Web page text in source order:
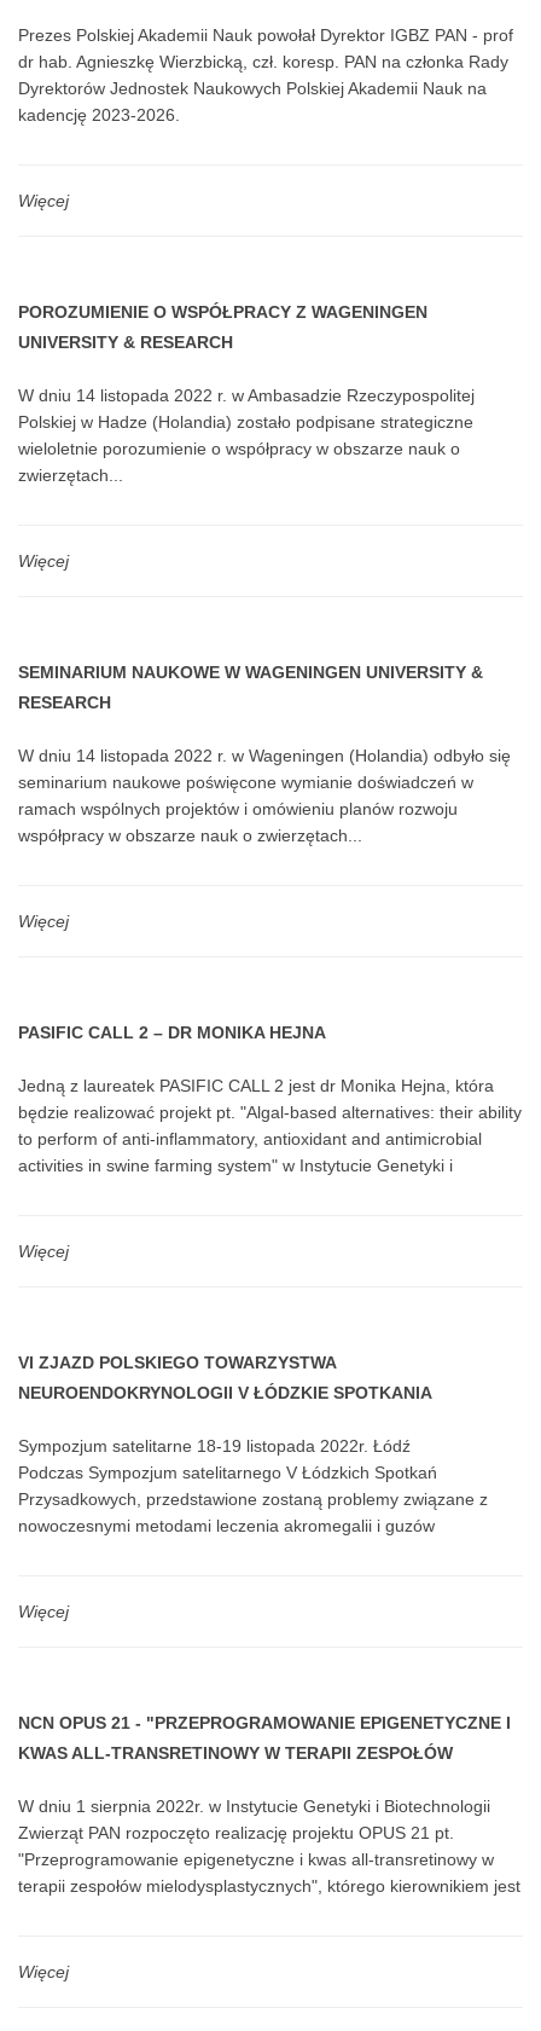
powiat piaseczyński, województwo mazowieckie. Działka stanowi
własność Instytutu Genetyki i Biotechnologii Zwierząt Polskiej
Akademii Nauk (dawniej Instytut Genetyki i Hodowli Zwierząt
Polskiej Akademii Nauk). Dział III i IV wyżej opisanej księgi
Prezes Polskiej Akademii Nauk powołał Dyrektor IGBZ PAN - prof
dr hab. Agnieszkę Wierzbicką, czł. koresp. PAN na członka Rady
Dyrektorów Jednostek Naukowych Polskiej Akademii Nauk na
kadencję 2023-2026.
Więcej
POROZUMIENIE O WSPÓŁPRACY Z WAGENINGEN
UNIVERSITY & RESEARCH
W dniu 14 listopada 2022 r. w Ambasadzie Rzeczypospolitej
Polskiej w Hadze (Holandia) zostało podpisane strategiczne
wieloletnie porozumienie o współpracy w obszarze nauk o
zwierzętach...
Więcej
SEMINARIUM NAUKOWE W WAGENINGEN UNIVERSITY &
RESEARCH
W dniu 14 listopada 2022 r. w Wageningen (Holandia) odbyło się
seminarium naukowe poświęcone wymianie doświadczeń w
ramach wspólnych projektów i omówieniu planów rozwoju
współpracy w obszarze nauk o zwierzętach...
Więcej
PASIFIC CALL 2 – DR MONIKA HEJNA
Jedną z laureatek PASIFIC CALL 2 jest dr Monika Hejna, która
będzie realizować projekt pt. "Algal-based alternatives: their ability
to perform of anti-inflammatory, antioxidant and antimicrobial
activities in swine farming system" w Instytucie Genetyki i
Więcej
VI ZJAZD POLSKIEGO TOWARZYSTWA
NEUROENDOKRYNOLOGII V ŁÓDZKIE SPOTKANIA
Sympozjum satelitarne 18-19 listopada 2022r. Łódź
Podczas Sympozjum satelitarnego V Łódzkich Spotkań
Przysadkowych, przedstawione zostaną problemy związane z
nowoczesnymi metodami leczenia akromegalii i guzów
Więcej
NCN OPUS 21 - "PRZEPROGRAMOWANIE EPIGENETYCZNE I
KWAS ALL-TRANSRETINOWY W TERAPII ZESPOŁÓW
W dniu 1 sierpnia 2022r. w Instytucie Genetyki i Biotechnologii
Zwierząt PAN rozpoczęto realizację projektu OPUS 21 pt.
"Przeprogramowanie epigenetyczne i kwas all-transretinowy w
terapii zespołów mielodysplastycznych", którego kierownikiem jest
Więcej